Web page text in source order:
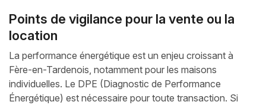
Points de vigilance pour la vente ou la
location
La performance énergétique est un enjeu croissant à
Fère-en-Tardenois, notamment pour les maisons
individuelles. Le DPE (Diagnostic de Performance
Énergétique) est nécessaire pour toute transaction. Si